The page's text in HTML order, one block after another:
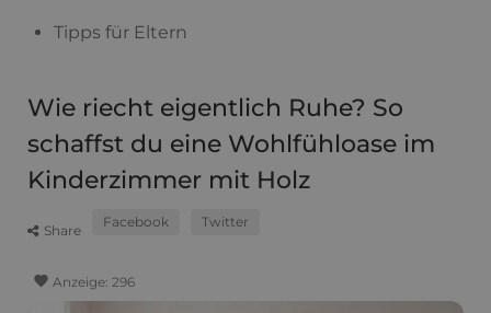
Tipps für Eltern
Wie riecht eigentlich Ruhe? So
schaffst du eine Wohlfühloase im
Kinderzimmer mit Holz
Share
Facebook Twitter
favorite Anzeige: 296